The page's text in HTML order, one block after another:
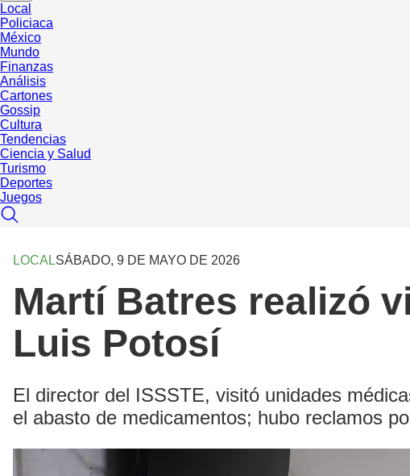
Local
Policiaca
México
Mundo
Finanzas
Análisis
Cartones
Gossip
Cultura
Tendencias
Ciencia y Salud
Turismo
Deportes
Juegos
LOCALSÁBADO, 9 DE MAYO DE 2026
Martí Batres realizó
Luis Potosí
El director del ISSSTE, visitó unidades
el abasto de medicamentos; hubo reclamos